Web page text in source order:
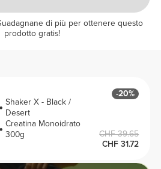
di più per ottenere questo
prodotto gratis!
Shaker X - Black /
Desert
Creatina Monoidrato
300g
-20%
CHF 39.65
CHF 31.72